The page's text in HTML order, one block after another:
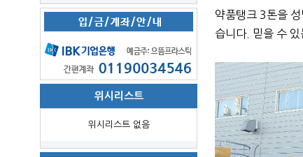
위시리스트
위시리스트 없음
약품탱크 3톤을
습니다. 믿을 수